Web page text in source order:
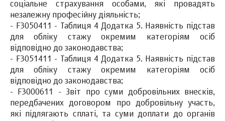
соціальне страхування особами, які провадять
незалежну професійну діяльність;
- F3050411 - Таблиця 4 Додатка 5. Наявність підстав
для обліку стажу окремим категоріям осіб
відповідно до законодавства;
- F3051411 - Таблиця 4 Додатка 5. Наявність підстав
для обліку стажу окремим категоріям осіб
відповідно до законодавства;
- F3000611 - Звіт про суми добровільних внесків,
передбачених договором про добровільну участь,
які підлягають сплаті, та суми доплати до органів